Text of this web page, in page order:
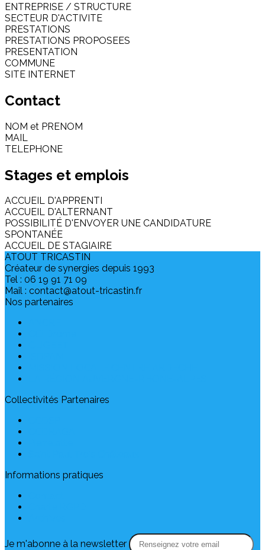
ENTREPRISE / STRUCTURE
SECTEUR D'ACTIVITE
PRESTATIONS
PRESTATIONS PROPOSEES
PRESENTATION
COMMUNE
SITE INTERNET
Contact
NOM et PRENOM
MAIL
TELEPHONE
Stages et emplois
ACCUEIL D'APPRENTI
ACCUEIL D'ALTERNANT
POSSIBILITÉ D'ENVOYER UNE CANDIDATURE
SPONTANÉE
ACCUEIL DE STAGIAIRE
ATOUT TRICASTIN
Créateur de synergies depuis 1993
Tel : 06 19 91 71 09
Mail : contact@atout-tricastin.fr
Nos partenaires
Collectivités Partenaires
Informations pratiques
Je m'abonne à la newsletter